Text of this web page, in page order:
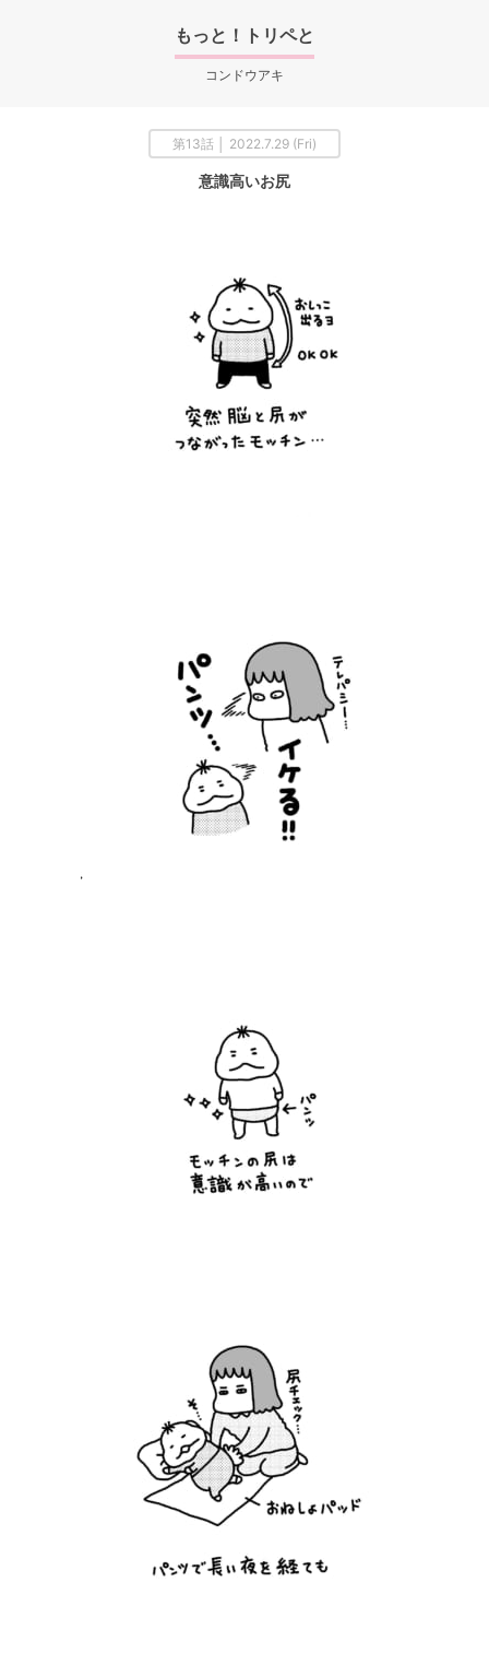
もっと！トリペと
コンドウアキ
第13話 │ 2022.7.29 (Fri)
意識高いお尻